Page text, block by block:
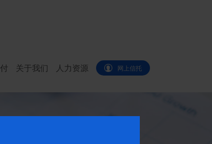
关于我们 人力资源 网上信托